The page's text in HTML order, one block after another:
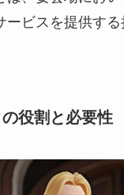
ービスを提供す
役割と必要性